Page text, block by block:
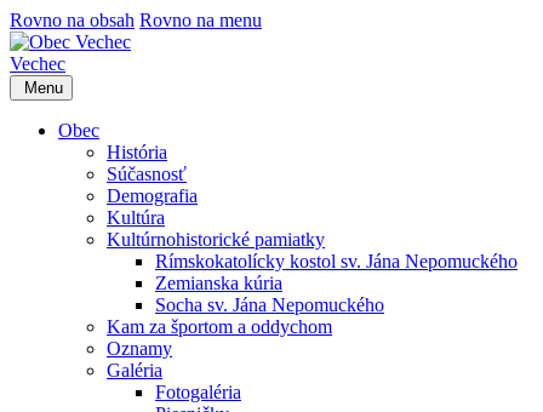
Rovno na obsah Rovno na menu
Vechec
Menu
Obec
História
Súčasnosť
Demografia
Kultúra
Kultúrnohistorické pamiatky
Rímskokatolícky kostol sv. Jána Nepomuckého
Zemianska kúria
Socha sv. Jána Nepomuckého
Kam za športom a oddychom
Oznamy
Galéria
Fotogaléria